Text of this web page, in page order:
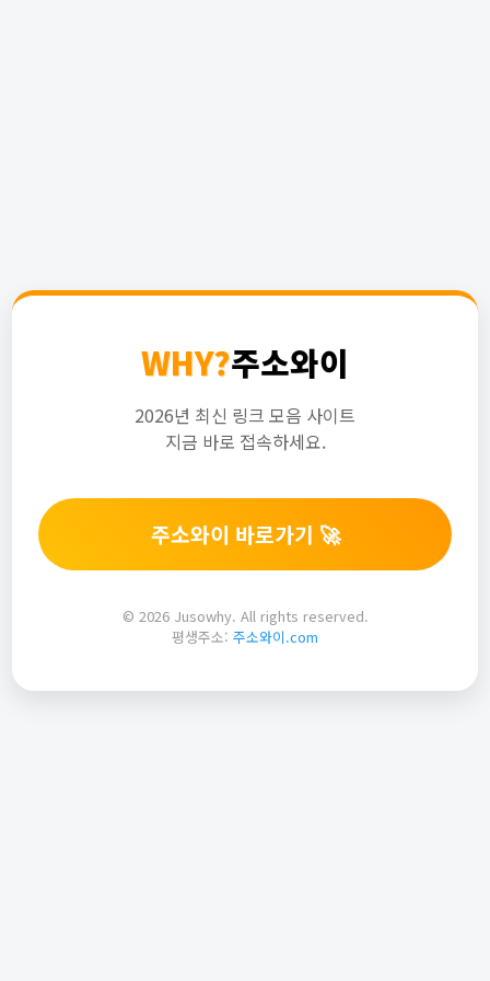
WHY?주소와이
2026년 최신 링크 모음 사이트
지금 바로 접속하세요.
주소와이 바로가기 🚀
© 2026 Jusowhy. All rights reserved.
평생주소: 주소와이.com